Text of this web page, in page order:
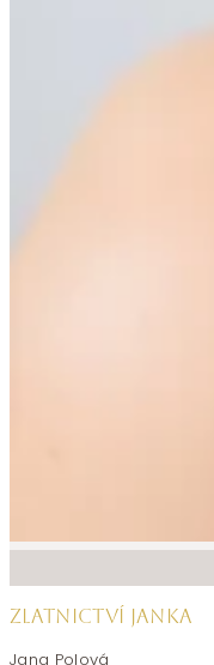
ZLATNICTVÍ JANKA
Jana Polová